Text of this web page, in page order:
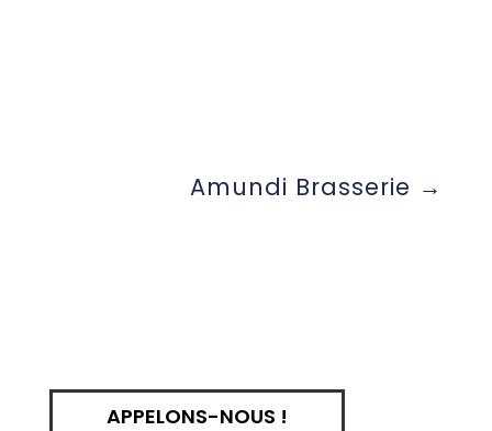
Amundi Brasserie
APPELONS-NOUS !